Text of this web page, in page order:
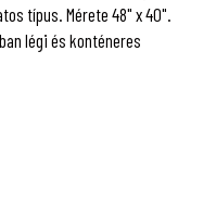
típus. Mérete 48" x 40".
légi és konténeres